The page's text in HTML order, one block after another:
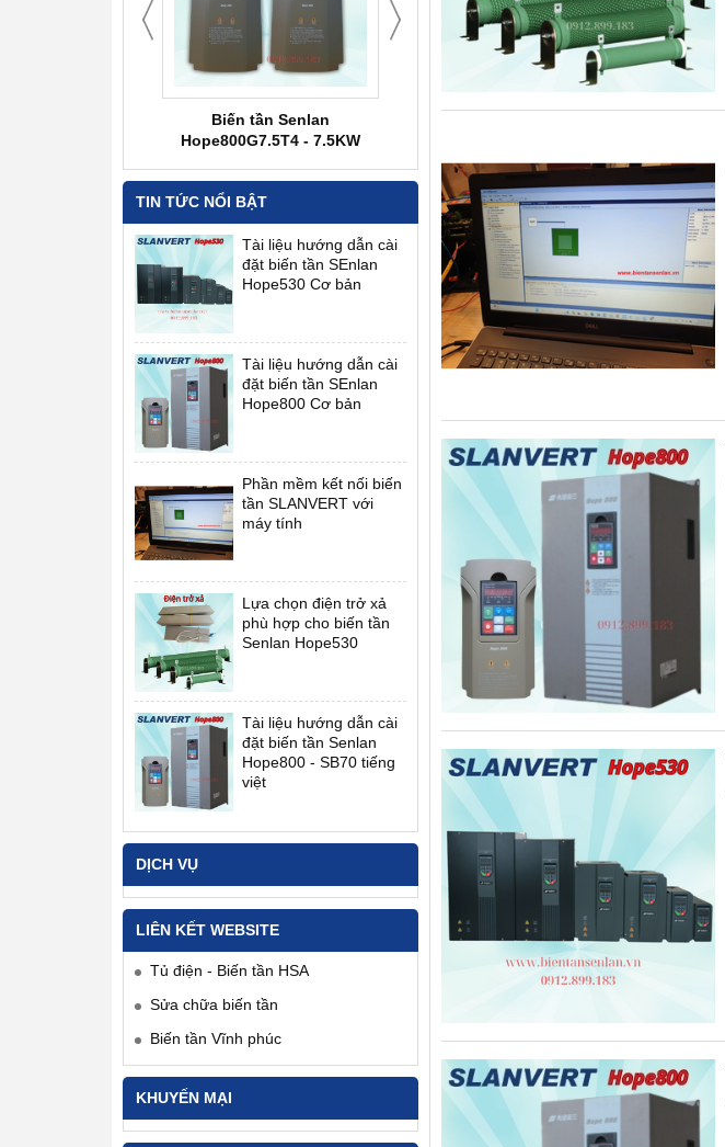
Biến tần Senlan
Hope800G7.5T4 - 7.5KW
TIN TỨC NỔI BẬT
Tài liệu hướng dẫn cài
đặt biến tần SEnlan
Hope530 Cơ bản
Tài liệu hướng dẫn cài
đặt biến tần SEnlan
Hope800 Cơ bản
Phần mềm kết nối biến
tần SLANVERT với
máy tính
Lựa chọn điện trở xả
phù hợp cho biến tần
Senlan Hope530
Tài liệu hướng dẫn cài
đặt biến tần Senlan
Hope800 - SB70 tiếng
việt
DỊCH VỤ
LIÊN KẾT WEBSITE
Tủ điện - Biến tần HSA
Sửa chữa biến tần
Biến tần Vĩnh phúc
KHUYẾN MẠI